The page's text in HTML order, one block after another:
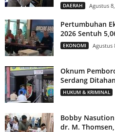
DAERAH Agustus
Pertumbuhan
2026 Sentuh
EKONOMI Agustus
Oknum
Serdang
HUKUM & KRIMINAL
Bobby
dr. M.